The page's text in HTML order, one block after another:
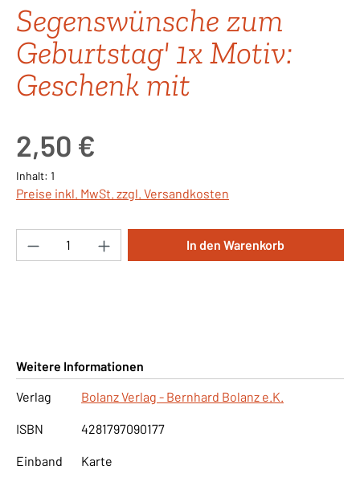
Segenswünsche zum
Geburtstag' 1x Motiv:
Geschenk mit
2,50 €
Inhalt: 1
Preise inkl. MwSt. zzgl. Versandkosten
Produkt Anzahl: Gib den gewünschten
In den Warenkorb
Weitere Informationen
Verlag
Bolanz Verlag - Bernhard Bolanz e.K.
ISBN 4281797090177
Einband Karte